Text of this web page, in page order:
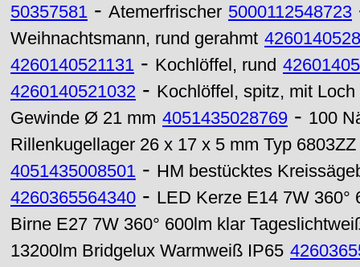
50357581 - Atemerfrischer 5000112548723
Weihnachtsmann, rund gerahmt
4260140521131 - Kochlöffel, rund
4260140521032 - Kochlöffel, spitz, mit Loch
Gewinde Ø 21 mm 4051435028769 - 100
Rillenkugellager 26 x 17 x 5 mm Typ 6803ZZ
4051435008501 - HM bestücktes
4260365564340 - LED Kerze E14 7W 360°
Birne E27 7W 360° 600lm klar
13200lm Bridgelux Warmweiß IP65